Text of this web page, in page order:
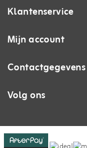
Klantenservice
Mijn account
Contactgegevens
Volg ons